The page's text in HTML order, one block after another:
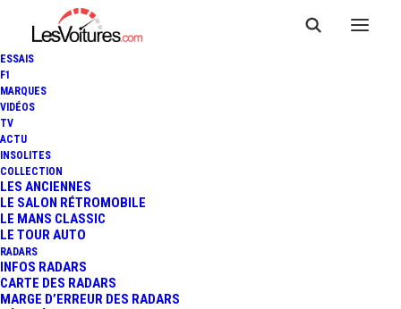
ESSAIS
F1
MARQUES
VIDÉOS
TV
ACTU
INSOLITES
COLLECTION
LES ANCIENNES
LE SALON RÉTROMOBILE
LE MANS CLASSIC
LE TOUR AUTO
RADARS
INFOS RADARS
CARTE DES RADARS
MARGE D’ERREUR DES RADARS
INTÉRESSANTE VISION EN
2 Minutes